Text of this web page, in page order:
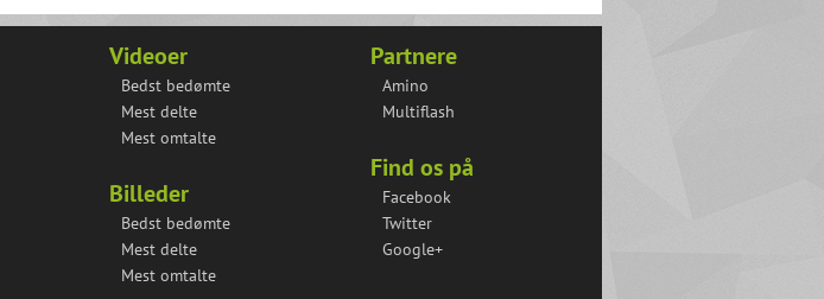
Partnere
Amino
Multiflash
Find os på
Facebook
Twitter
Google+
Videoer
Bedst bedømte
Mest delte
Mest omtalte
Billeder
Bedst bedømte
Mest delte
Mest omtalte